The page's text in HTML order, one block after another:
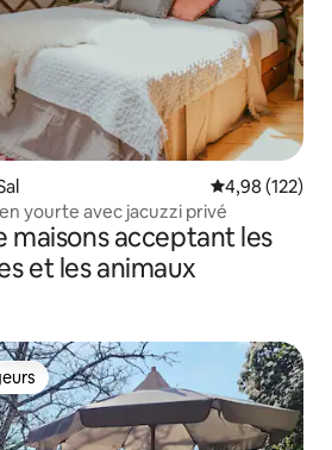
Évaluation
4,98 (122)
yourte avec jacuzzi privé
maisons acceptant les
et les animaux